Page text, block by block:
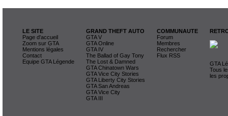
LE SITE
Page d'accueil
Zoom sur GTA
Mentions légales
Contact
Equipe GTA Légende
GRAND THEFT AUTO
GTA V
GTA Online
GTA IV
The Ballad of Gay Tony
The Lost & Damned
GTA Chinatown Wars
GTA Vice City Stories
GTA Liberty City Stories
GTA San Andreas
GTA Vice City
GTA III
COMMUNAUTE
Forum
Membres
Rechercher
Flux RSS
GTA
Tous
les